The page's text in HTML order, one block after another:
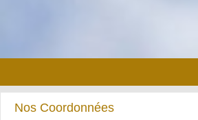
Nos Coordonnées